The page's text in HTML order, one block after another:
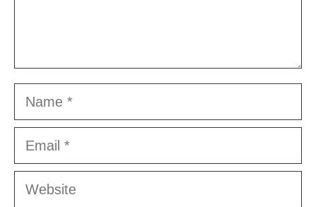
Name
Email
Website